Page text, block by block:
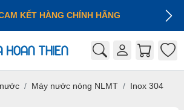
KẾT HÀNG CHÍNH HÃNG
Máy nước nóng NLMT Inox 304